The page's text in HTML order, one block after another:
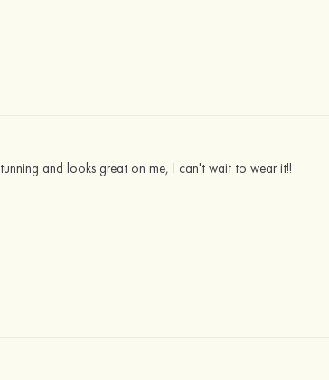
and looks great on me, I can't wait to wear it!!